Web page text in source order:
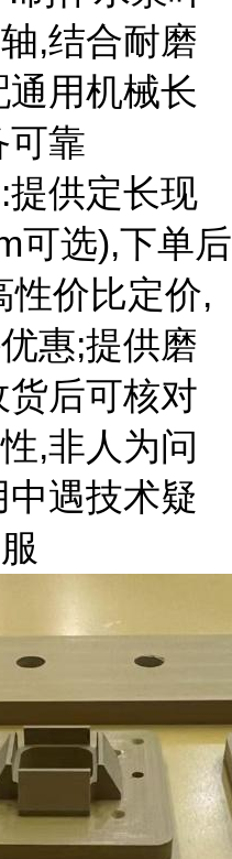
,结合耐磨
用机械长
可靠
供定长现
可选),下单后
性价比定价,
惠;提供磨
后可核对
,非人为问
遇技术疑